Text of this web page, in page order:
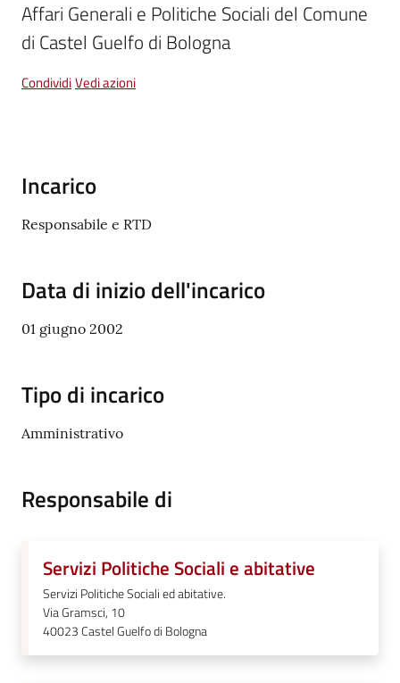
Servizi
Vivere
gli
Seguici
Affari Generali e Politiche Sociali del Comune
di Castel Guelfo di Bologna
CondividiVedi azioni
Incarico
Responsabile e RTD
Data di inizio dell'incarico
01 giugno 2002
Tipo di incarico
Amministrativo
Responsabile di
Servizi Politiche Sociali e abitative
Servizi Politiche Sociali ed abitative.
Via Gramsci, 10
40023Castel Guelfo di Bologna